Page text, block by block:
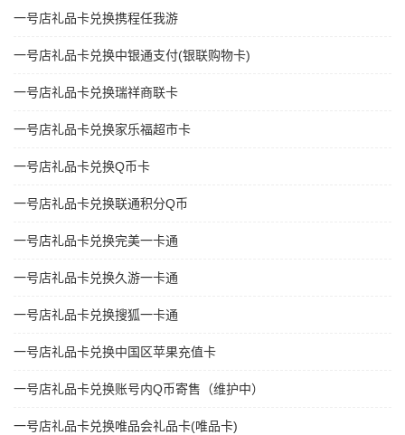
一号店礼品卡兑换携程任我游
一号店礼品卡兑换中银通支付(银联购物卡)
一号店礼品卡兑换瑞祥商联卡
一号店礼品卡兑换家乐福超市卡
一号店礼品卡兑换Q币卡
一号店礼品卡兑换联通积分Q币
一号店礼品卡兑换完美一卡通
一号店礼品卡兑换久游一卡通
一号店礼品卡兑换搜狐一卡通
一号店礼品卡兑换中国区苹果充值卡
一号店礼品卡兑换账号内Q币寄售（维护中）
一号店礼品卡兑换唯品会礼品卡(唯品卡)